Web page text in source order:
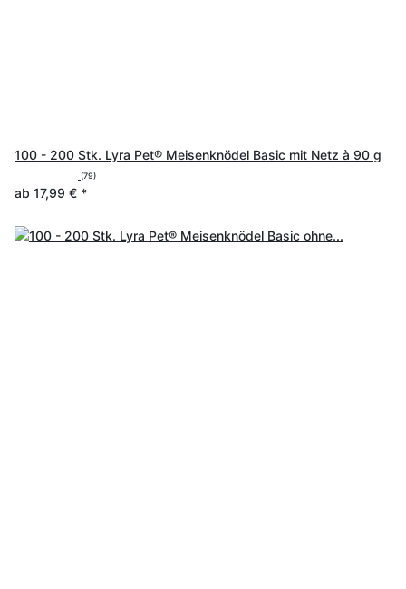
100 - 200 Stk. Lyra Pet® Meisenknödel Basic mit Netz à 90 g
(79)
ab 17,99 € *